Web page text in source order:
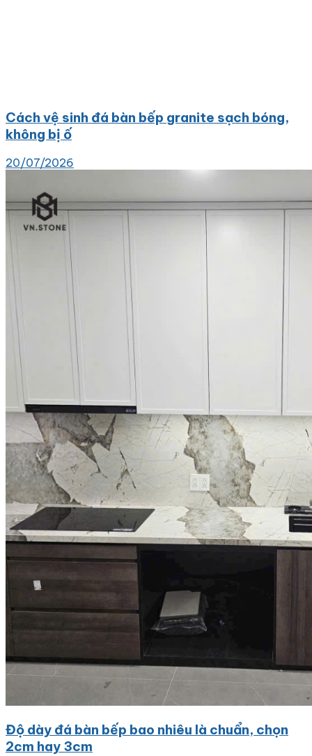
Cách vệ sinh đá bàn bếp granite sạch bóng,
không bị ố
20/07/2026
Độ dày đá bàn bếp bao nhiêu là chuẩn, chọn
2cm hay 3cm